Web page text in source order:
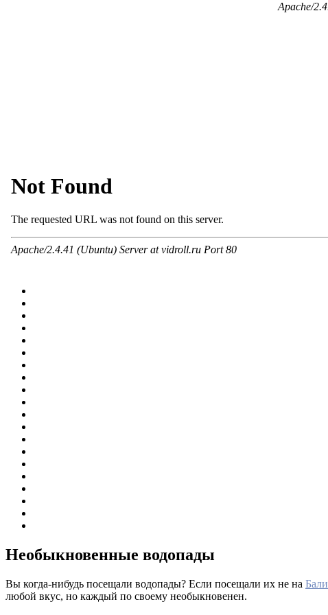
Необыкновенные водопады
Вы когда-нибудь посещали водопады? Если посещали их не на Бали
любой вкус, но каждый по своему необыкновенен.